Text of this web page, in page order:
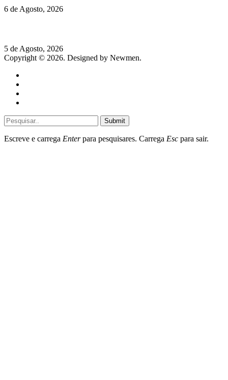
6 de Agosto, 2026
5 de Agosto, 2026
Copyright © 2026. Designed by Newmen.
Submit
Escreve e carrega Enterpara pesquisares. Carrega Esc para sair.